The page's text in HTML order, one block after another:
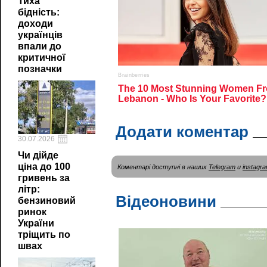
бідність:
доходи
українців
впали до
критичної
позначки
30.07.2026
Чи дійде
ціна до 100
гривень за
літр:
бензиновий
ринок
України
тріщить по
швах
Додати коментар
Коментарі доступні в наших Telegram и
Відеоновини